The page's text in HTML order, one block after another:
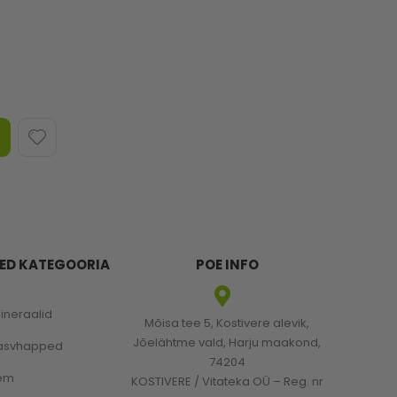
KATEGOORIA
POE INFO
Mõisa tee 5, Kostivere alevik,
Jõelähtme vald, Harju maakond,
74204
KOSTIVERE / Vitateka OÜ – Reg. nr